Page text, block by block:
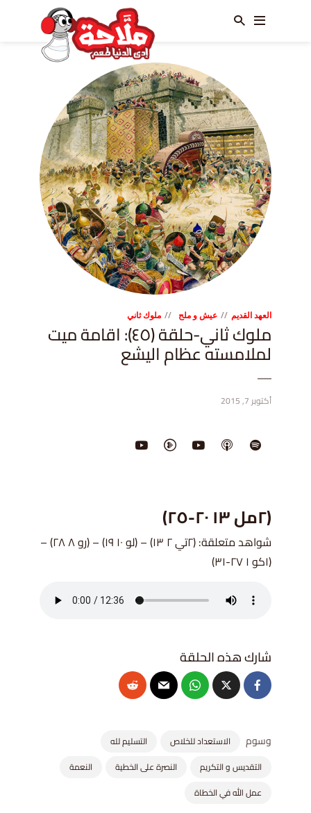
العهد القديم عيش و ملح ملوك ثاني
ملوك ثاني-حلقة (٤٥): اقامة ميت
لملامسته عظام اليشع
أكتوبر 7, 2015
(٢مل ١٣ ٢٠-٢٥)
شواهد متعلقة: (٢تي ٢ ١٣) – (لو ١٠ ١٩) – (رو ٨ ٢٨) –
(١كو ١ ٢٧-٣١)
وسوم الاستعداد للخلاص
التسليم لله
التقديس و التكريم
النصرة على الخطية
النعمة
عمل الله في الخطاة